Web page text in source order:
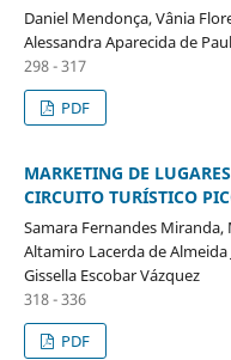
Daniel Mendonça, Vânia
Alessandra Aparecida de
298 - 317
PDF
MARKETING DE
CIRCUITO TURÍSTICO
Samara Fernandes Miranda,
Altamiro Lacerda de
Gissella Escobar Vázquez
318 - 336
PDF